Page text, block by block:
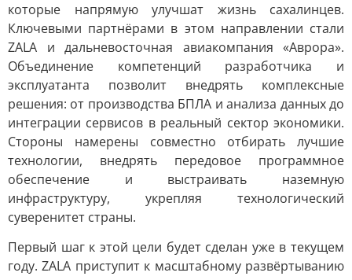
которые напрямую улучшат жизнь сахалинцев.
Ключевыми партнёрами в этом направлении стали
ZALA и дальневосточная авиакомпания «Аврора».
Объединение компетенций разработчика и
эксплуатанта позволит внедрять комплексные
решения: от производства БПЛА и анализа данных до
интеграции сервисов в реальный сектор экономики.
Стороны намерены совместно отбирать лучшие
технологии, внедрять передовое программное
обеспечение и выстраивать наземную
инфраструктуру, укрепляя технологический
суверенитет страны.
Первый шаг к этой цели будет сделан уже в текущем
году. ZALA приступит к масштабному развёртыванию